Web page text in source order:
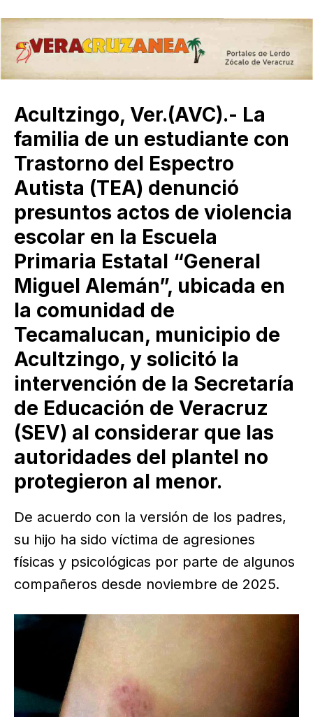
Acultzingo, Ver.(AVC).- La
familia de un estudiante con
Trastorno del Espectro
Autista (TEA) denunció
presuntos actos de violencia
escolar en la Escuela
Primaria Estatal “General
Miguel Alemán”, ubicada en
la comunidad de
Tecamalucan, municipio de
Acultzingo, y solicitó la
intervención de la Secretaría
de Educación de Veracruz
(SEV) al considerar que las
autoridades del plantel no
protegieron al menor.
De acuerdo con la versión de los padres,
su hijo ha sido víctima de agresiones
físicas y psicológicas por parte de algunos
compañeros desde noviembre de 2025.